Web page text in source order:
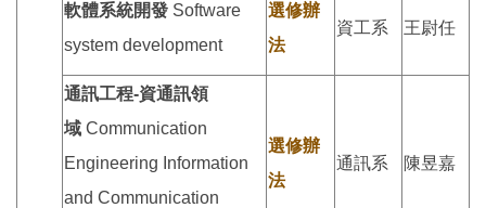
軟體系統開發 Software
system development
選修辦
法
資工系 王尉任
通訊工程-資通訊領
域 Communication
Engineering Information
and Communication
選修辦
法
通訊系 陳昱嘉